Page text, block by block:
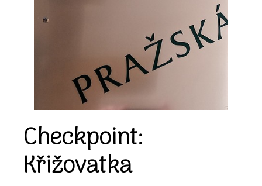
Checkpoint:
Křižovatka